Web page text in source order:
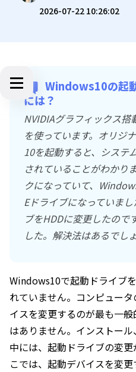
2026-07-22 10:26:02
Windows10の起
には？
NVIDIAグラフィックス
を使っています。オリジ
10を起動すると、システ
されていることがわかり
クになっていて、
Eドライブになっていま
ブをHDDに変更したので
した。解決法はあるでし
Windows10で起動ドライブ
れていません。コンピュー
イスを変更するのが最も一
はありません。インストー
中には、起動ドライブの変
こでは、起動デバイスを変